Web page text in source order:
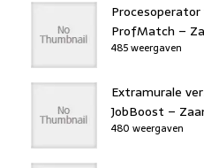
ProfMatch –
485 weergaven
Extramurale
JobBoost –
480 weergaven